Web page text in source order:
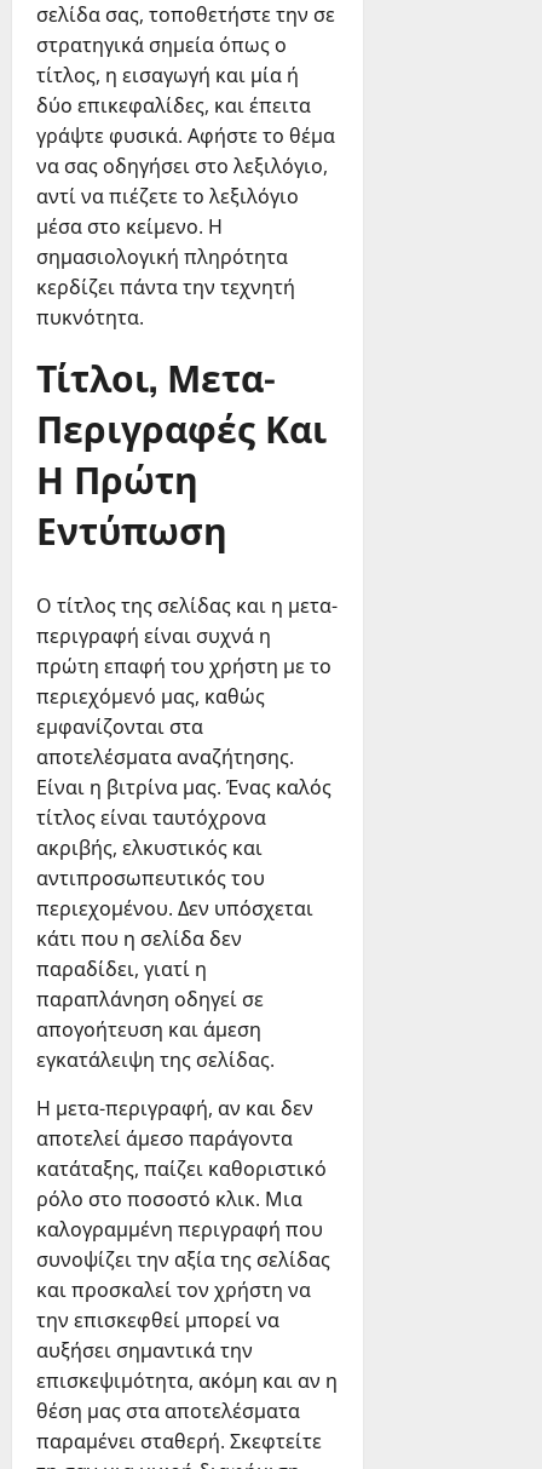
σελίδα σας, τοποθετήστε την σε
στρατηγικά σημεία όπως ο
τίτλος, η εισαγωγή και μία ή
δύο επικεφαλίδες, και έπειτα
γράψτε φυσικά. Αφήστε το θέμα
να σας οδηγήσει στο λεξιλόγιο,
αντί να πιέζετε το λεξιλόγιο
μέσα στο κείμενο. Η
σημασιολογική πληρότητα
κερδίζει πάντα την τεχνητή
πυκνότητα.
Τίτλοι, Μετα-
Περιγραφές Και
Η Πρώτη
Εντύπωση
Ο τίτλος της σελίδας και η μετα-
περιγραφή είναι συχνά η
πρώτη επαφή του χρήστη με το
περιεχόμενό μας, καθώς
εμφανίζονται στα
αποτελέσματα αναζήτησης.
Είναι η βιτρίνα μας. Ένας καλός
τίτλος είναι ταυτόχρονα
ακριβής, ελκυστικός και
αντιπροσωπευτικός του
περιεχομένου. Δεν υπόσχεται
κάτι που η σελίδα δεν
παραδίδει, γιατί η
παραπλάνηση οδηγεί σε
απογοήτευση και άμεση
εγκατάλειψη της σελίδας.
Η μετα-περιγραφή, αν και δεν
αποτελεί άμεσο παράγοντα
κατάταξης, παίζει καθοριστικό
ρόλο στο ποσοστό κλικ. Μια
καλογραμμένη περιγραφή που
συνοψίζει την αξία της σελίδας
και προσκαλεί τον χρήστη να
την επισκεφθεί μπορεί να
αυξήσει σημαντικά την
επισκεψιμότητα, ακόμη και αν η
θέση μας στα αποτελέσματα
παραμένει σταθερή. Σκεφτείτε